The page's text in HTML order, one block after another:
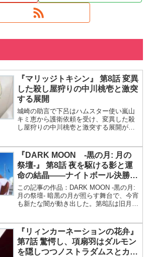
『マリッジトキシン』 第8話 変異
した殺し屋狩りの中川桃壱と激突
する展開
城崎の助言で下呂はハムスター使い嵐山
キミ恵から護衛依頼を受け、変異した殺
し屋狩りの中川桃壱と激突する展開が幕
かす鍵になると見ている。城崎の助言が
下呂を動かしたんだね！城崎は二人の関
係に期待してたんだな。
『DARK MOON -黒の月: 月の
祭壇-』 第8話 夜を駆ける影と運
命の結晶――ナイトボール決勝戦
の裏側に迫る
この記事の作品：DARK MOON -黒の月:
月の祭壇- 暗黒の月が照らす舞台で、今宵
も新たな闇が動き出した。第8話は旧月の
夜が深いね！みんなで熱く語ろうよ！'
『リィンカーネーションの花弁』
第7話 驚愕し、項扇羽はダルモン
を隠しつつノストラダムスとカエ